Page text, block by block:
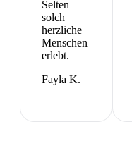
Selten
solch
herzliche
Menschen
erlebt.
Fayla K.